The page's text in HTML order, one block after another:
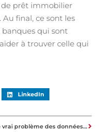
de prêt immobilier
final, ce sont les
banques qui sont
à trouver celle qui
LinkedIn
Le vrai problème des données de l’immobilier